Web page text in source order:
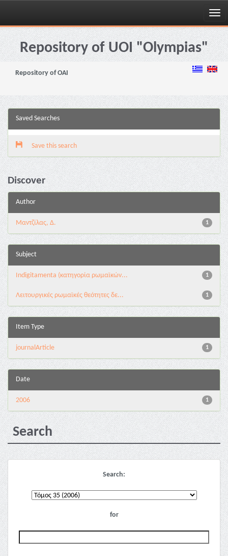
Skip
navigationRepository of UOI "Olympias"
Repository of OAI
Saved Searches
Save this search
Discover
Author
1
Μαντζίλας, Δ.
Subject
1
Indigitamenta (κατηγορία ρωμαϊκών...
1
Λειτουργικές ρωμαϊκές θεότητες δε...
Item Type
1
journalArticle
Date
1
2006
Search
Search:
for